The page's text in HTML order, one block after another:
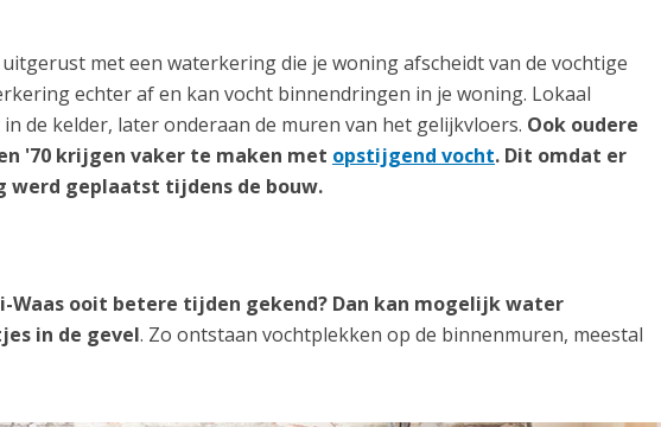
met een waterkering die je woning afscheidt van de vochtige
echter af en kan vocht binnendringen in je woning. Lokaal
de kelder, later onderaan de muren van het gelijkvloers. Ook oudere
'70 krijgen vaker te maken met opstijgend vocht. Dit omdat er
werd geplaatst tijdens de bouw.
Waas ooit betere tijden gekend? Dan kan mogelijk water
in de gevel. Zo ontstaan vochtplekken op de binnenmuren, meestal